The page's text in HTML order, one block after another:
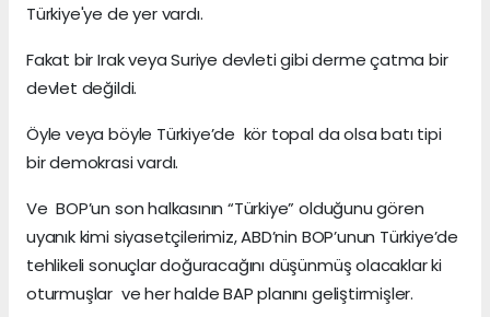
Türkiye'ye de yer vardı.
Fakat bir Irak veya Suriye devleti gibi derme çatma bir
devlet değildi.
Öyle veya böyle Türkiye’de kör topal da olsa batı tipi
bir demokrasi vardı.
Ve BOP’un son halkasının “Türkiye” olduğunu gören
uyanık kimi siyasetçilerimiz, ABD’nin BOP’unun Türkiye’de
tehlikeli sonuçlar doğuracağını düşünmüş olacaklar ki
oturmuşlar ve her halde BAP planını geliştirmişler.